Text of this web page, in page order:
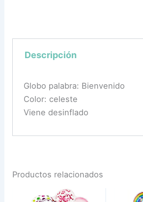
Descripción
Globo palabra: Bienvenido
Color: celeste
Viene desinflado
Productos relacionados